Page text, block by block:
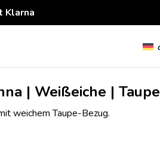
Klarna
| Weißeiche | Taupe
weichem Taupe-Bezug.